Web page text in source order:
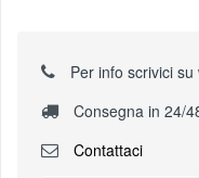
Per info scrivici
Consegna in 24/
Contattaci